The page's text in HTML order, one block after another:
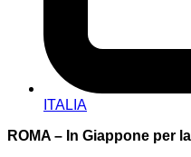
ITALIA
ROMA – In Giappone per